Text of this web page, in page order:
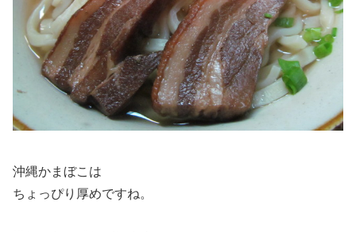
沖縄かまぼこは
ちょっぴり厚めですね。